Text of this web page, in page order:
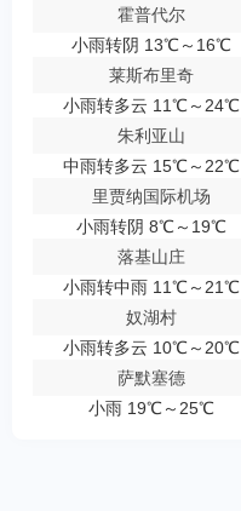
霍普代尔
小雨转阴 13℃～16℃
莱斯布里奇
小雨转多云 11℃～24℃
朱利亚山
中雨转多云 15℃～22℃
里贾纳国际机场
小雨转阴 8℃～19℃
落基山庄
小雨转中雨 11℃～21℃
奴湖村
小雨转多云 10℃～20℃
萨默塞德
小雨 19℃～25℃